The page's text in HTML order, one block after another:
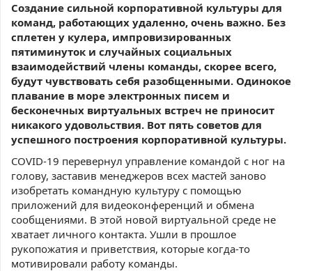
Создание сильной корпоративной культуры для
команд, работающих удаленно, очень важно. Без
сплетен у кулера, импровизированных
пятиминуток и случайных социальных
взаимодействий члены команды, скорее всего,
будут чувствовать себя разобщенными. Одинокое
плавание в море электронных писем и
бесконечных виртуальных встреч не приносит
никакого удовольствия. Вот пять советов для
успешного построения корпоративной культуры.
COVID-19 перевернул управление командой с ног на
голову, заставив менеджеров всех мастей заново
изобретать командную культуру с помощью
приложений для видеоконференций и обмена
сообщениями. В этой новой виртуальной среде не
хватает личного контакта. Ушли в прошлое
рукопожатия и приветствия, которые когда-то
мотивировали работу команды.